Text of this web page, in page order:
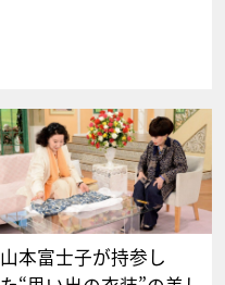
山本富士子が持参し